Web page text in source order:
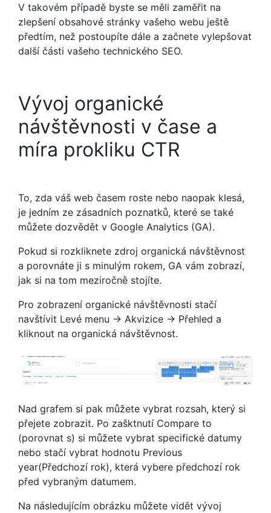
V takovém případě byste se měli zaměřit na
zlepšení obsahové stránky vašeho webu ještě
předtím, než postoupíte dále a začnete vylepšovat
další části vašeho technického SEO.
Vývoj organické
návštěvnosti v čase a
míra prokliku CTR
To, zda váš web časem roste nebo naopak klesá,
je jedním ze zásadních poznatků, které se také
můžete dozvědět v Google Analytics (GA).
Pokud si rozkliknete zdroj organická návštěvnost
a porovnáte ji s minulým rokem, GA vám zobrazí,
jak si na tom meziročně stojíte.
Pro zobrazení organické návštěvnosti stačí
navštívit Levé menu -> Akvizice -> Přehled a
kliknout na organická návštěvnost.
Nad grafem si pak můžete vybrat rozsah, který si
přejete zobrazit. Po zašktnutí Compare to
(porovnat s) si můžete vybrat specifické datumy
nebo stačí vybrat hodnotu Previous
year(Předchozí rok), která vybere předchozí rok
před vybraným datumem.
Na následujícím obrázku můžete vidět vývoj